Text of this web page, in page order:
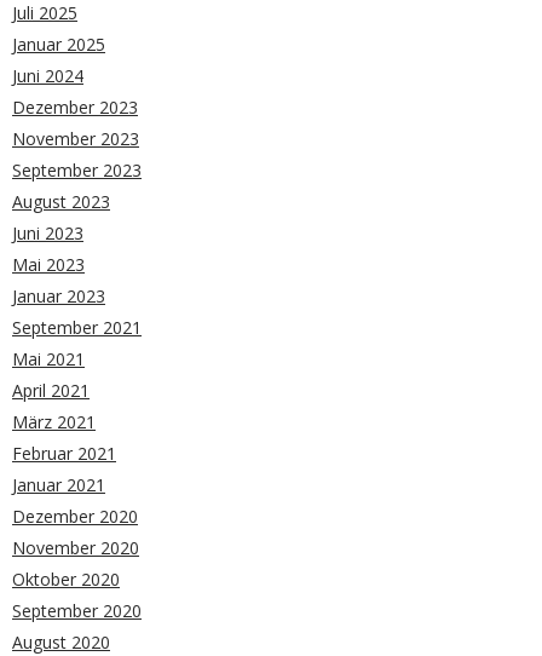
Juli 2025
Januar 2025
Juni 2024
Dezember 2023
November 2023
September 2023
August 2023
Juni 2023
Mai 2023
Januar 2023
September 2021
Mai 2021
April 2021
März 2021
Februar 2021
Januar 2021
Dezember 2020
November 2020
Oktober 2020
September 2020
August 2020